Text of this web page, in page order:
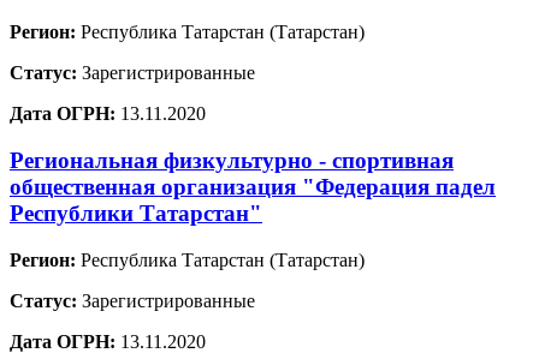
Регион: Республика Татарстан (Татарстан)
Статус: Зарегистрированные
Дата ОГРН: 13.11.2020
Региональная физкультурно - спортивная
общественная организация "Федерация падел
Республики Татарстан"
Регион: Республика Татарстан (Татарстан)
Статус: Зарегистрированные
Дата ОГРН: 13.11.2020